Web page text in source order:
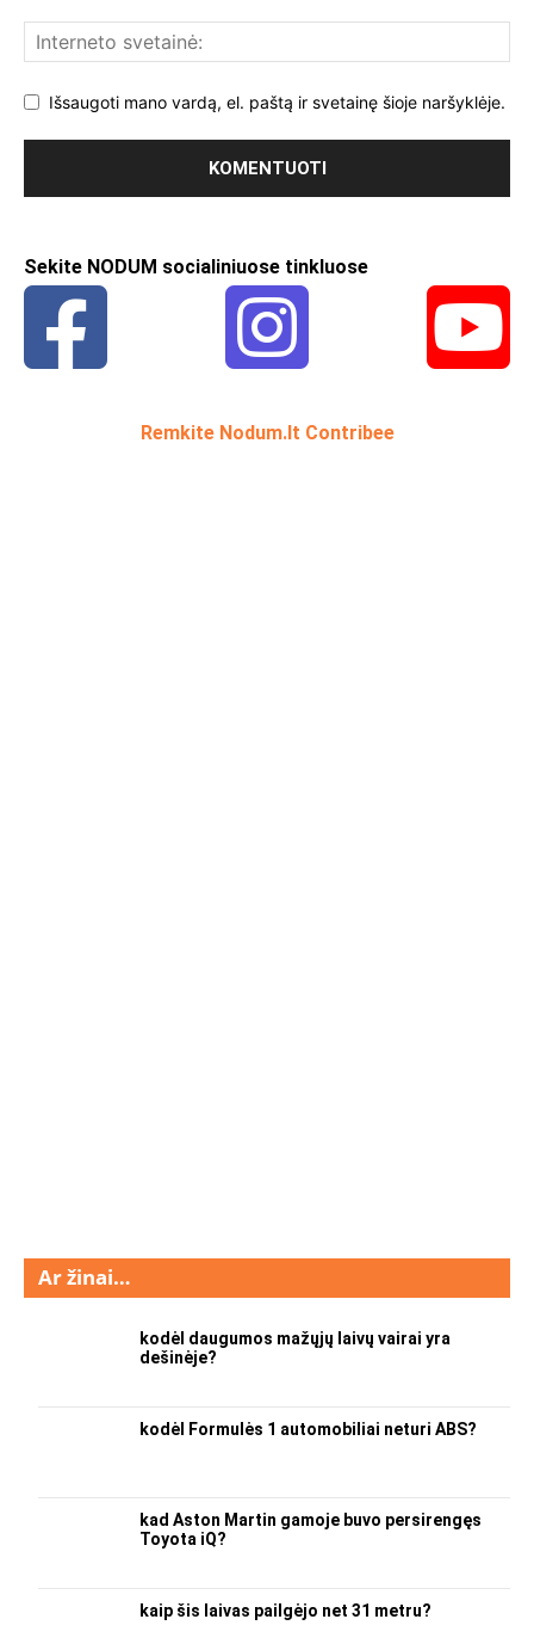
Išsaugoti mano vardą, el. paštą ir svetainę šioje naršyklėje.
Sekite NODUM socialiniuose tinkluose
Remkite Nodum.lt Contribee
Ar žinai…
kodėl daugumos mažųjų laivų vairai yra
dešinėje?
kodėl Formulės 1 automobiliai neturi ABS?
kad Aston Martin gamoje buvo persirengęs
Toyota iQ?
kaip šis laivas pailgėjo net 31 metru?